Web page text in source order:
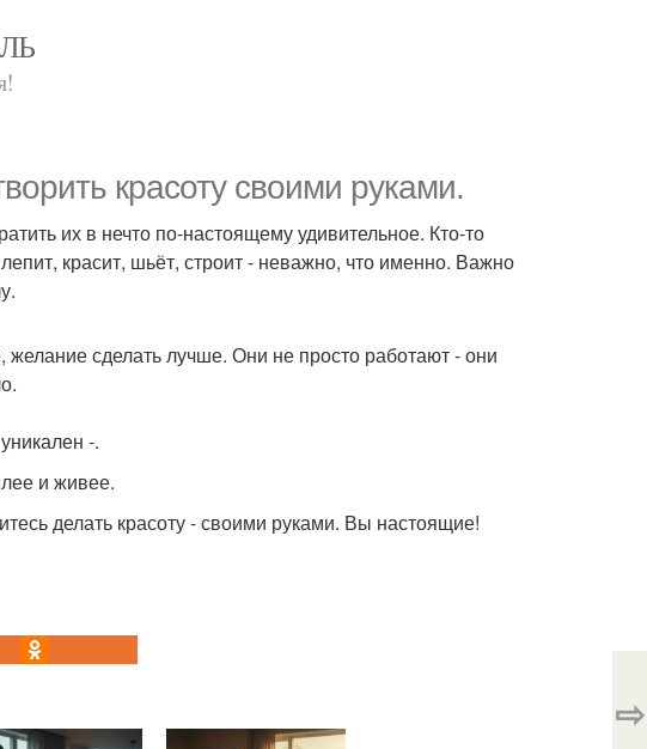
красоту своими руками.
их в нечто по-настоящему удивительное. Кто-то
красит, шьёт, строит - неважно, что именно. Важно
сделать лучше. Они не просто работают - они
-.
и живее.
делать красоту - своими руками. Вы настоящие!
⇨